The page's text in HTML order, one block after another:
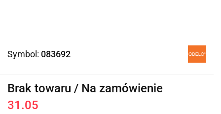
Symbol: 083692
Brak towaru / Na zamówienie
31.05